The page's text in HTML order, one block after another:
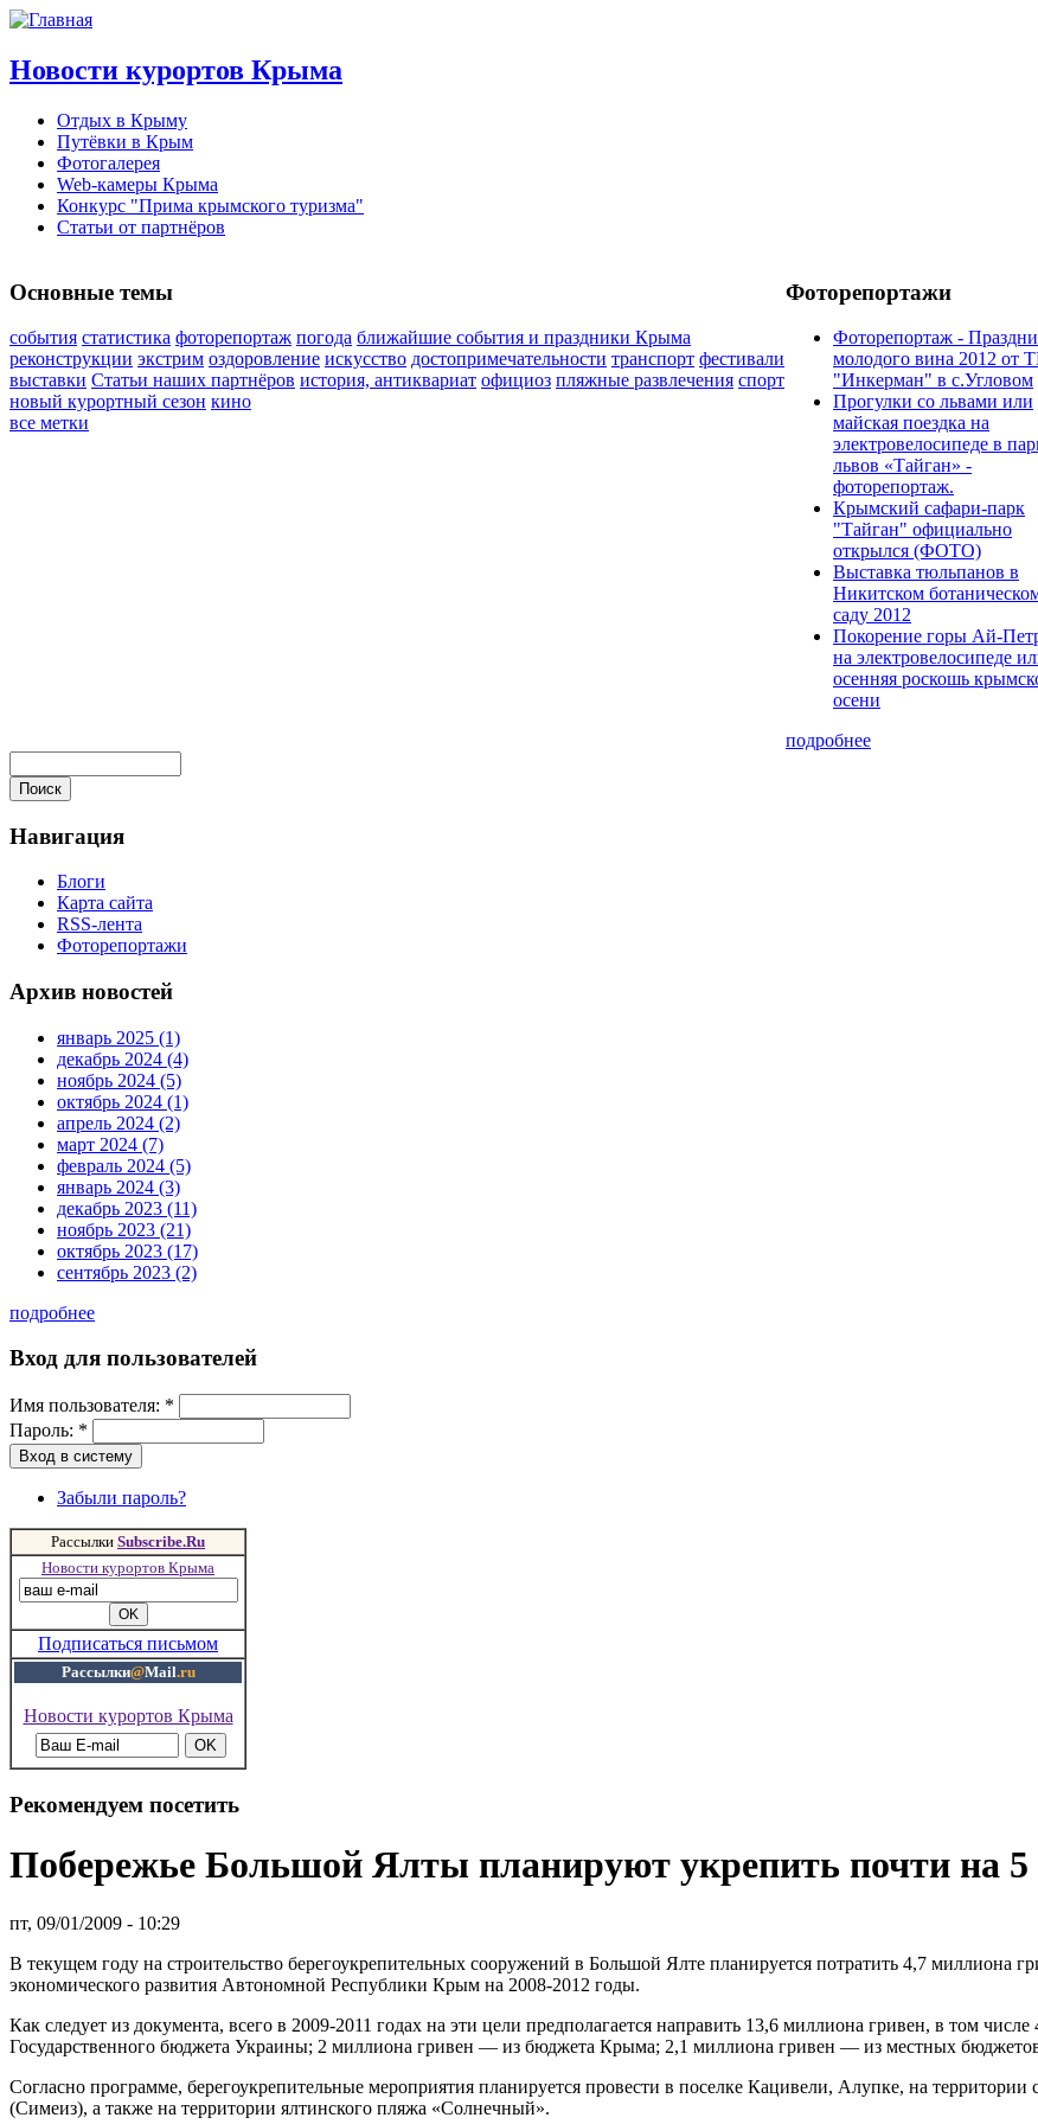
Новости курортов Крыма
Отдых в Крыму
Путёвки в Крым
Фотогалерея
Web-камеры Крыма
Конкурс "Прима крымского туризма"
Статьи от партнёров
Основные темы
события статистика фоторепортаж погода ближайшие события и праздники Крыма
реконструкции экстрим оздоровление искусство достопримечательности транспорт фестивали
выставки Статьи наших партнёров история, антиквариат официоз пляжные развлечения спорт
новый курортный сезон кино
все метки
Фоторепортажи
Фоторепортаж -
молодого вина 2012 от
"Инкерман" в с.Угловом
Прогулки cо львами или
майская поездка на
электровелосипеде в
львов «Тайган» -
фоторепортаж.
Крымский сафари-парк
"Тайган" официально
открылся (ФОТО)
Выставка тюльпанов в
Никитском
саду 2012
Покорение горы Ай-
на электровелосипеде
осенняя роскошь
осени
подробнее
Навигация
Блоги
Карта сайта
RSS-лента
Фоторепортажи
Архив новостей
январь 2025 (1)
декабрь 2024 (4)
ноябрь 2024 (5)
октябрь 2024 (1)
апрель 2024 (2)
март 2024 (7)
февраль 2024 (5)
январь 2024 (3)
декабрь 2023 (11)
ноябрь 2023 (21)
октябрь 2023 (17)
сентябрь 2023 (2)
подробнее
Вход для пользователей
Имя пользователя: *
Пароль: *
Забыли пароль?
Рассылки Subscribe.Ru
Новости курортов Крыма
Подписаться письмом
Рассылки@Mail.ru
Новости курортов Крыма
Рекомендуем посетить
Побережье Большой Ялты планируют укрепить почти на 5
пт, 09/01/2009 - 10:29
В текущем году на строительство берегоукрепительных сооружений в Большой Ялте планируется потратить 4,7 миллиона
экономического развития Автономной Республики Крым на 2008-2012 годы.
Как следует из документа, всего в 2009-2011 годах на эти цели предполагается направить 13,6 миллиона гривен, в том
Государственного бюджета Украины; 2 миллиона гривен — из бюджета Крыма; 2,1 миллиона гривен — из местных
Согласно программе, берегоукрепительные мероприятия планируется провести в поселке Кацивели, Алупке, на
(Симеиз), а также на территории ялтинского пляжа «Солнечный».